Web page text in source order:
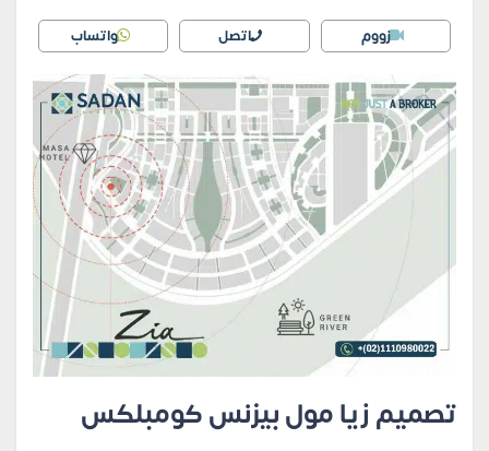
زووم اتصل واتساب
تصميم زيا مول بيزنس كومبلكس